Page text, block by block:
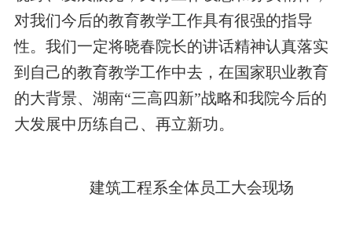
对我们今后的教育教学工作具有很强的指导
性。我们一定将晓春院长的讲话精神认真落实
到自己的教育教学工作中去，在国家职业教育
的大背景、湖南“三高四新”战略和我院今后的
大发展中历练自己、再立新功。
建筑工程系全体员工大会现场